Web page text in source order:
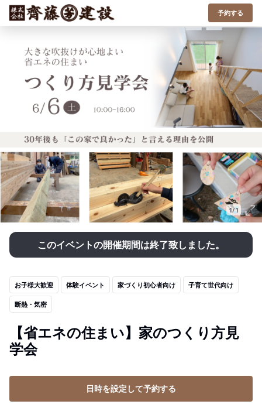
予約する
1/1
このイベントの開催期間は終了致しました。
お子様大歓迎 体験イベント 家づくり初心者向け 子育て世代向け
断熱・気密
【省エネの住まい】家のつくり方見
学会
日時を設定して予約する